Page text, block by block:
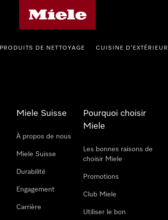
PRODUITS DE NETTOYAGE CUISINE D’EXTÉRIEUR
Miele Suisse
À propos de nous
Miele Suisse
Durabilité
Engagement
Carrière
Pourquoi choisir
Miele
Les bonnes raisons de
choisir Miele
Promotions
Club Miele
Utiliser le bon